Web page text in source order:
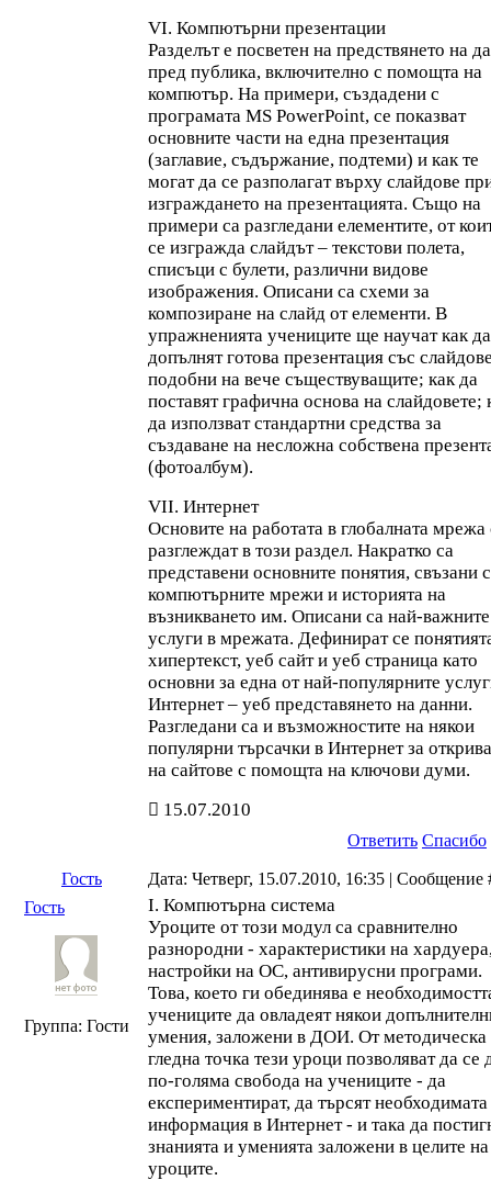
VI. Компютърни презентации
Разделът е посветен на предствянето на
пред публика, включително с помощта на
компютър. На примери, създадени с
програмата MS PowerPoint, се показват
основните части на една презентация
(заглавие, съдържание, подтеми) и как те
могат да се разполагат върху слайдове
изграждането на презентацията. Също на
примери са разгледани елементите, от
се изгражда слайдът – текстови полета,
списъци с булети, различни видове
изображения. Описани са схеми за
композиране на слайд от елементи. В
упражненията учениците ще научат как да
допълнят готова презентация със
подобни на вече съществуващите; как да
поставят графична основа на слайдовете;
да използват стандартни средства за
създаване на несложна собствена
(фотоалбум).
VII. Интернет
Основите на работата в глобалната мрежа
разглеждат в този раздел. Накратко са
представени основните понятия, свъзани с
компютърните мрежи и историята на
възникването им. Описани са най-важните
услуги в мрежата. Дефинират се
хипертекст, уеб сайт и уеб страница като
основни за една от най-популярните
Интернет – уеб представянето на данни.
Разгледани са и възможностите на някои
популярни търсачки в Интернет за
на сайтове с помощта на ключови думи.
15.07.2010
Ответить Спасибо
Гость
Дата: Четверг, 15.07.2010, 16:35 | Сообщение
Гость
Группа: Гости
I. Компютърна система
Уроците от този модул са сравнително
разнородни - характеристики на
настройки на ОС, антивирусни програми.
Това, което ги обединява е
учениците да овладеят някои
умения, заложени в ДОИ. От методическа
гледна точка тези уроци позволяват да се
по-голяма свобода на учениците - да
експериментират, да търсят
информация в Интернет - и така да
знанията и уменията заложени в целите на
уроците.